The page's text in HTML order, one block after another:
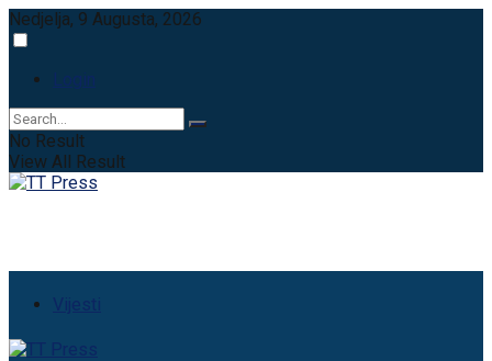
Nedjelja, 9 Augusta, 2026
Login
No Result
View All Result
Vijesti